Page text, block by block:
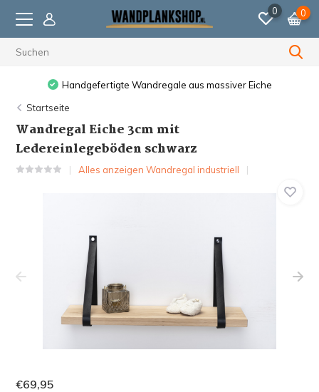
0 0
Vor 23:59 Uhr bestellt, am nächsten Werktag versendet.
Startseite
Wandregal Eiche 3cm mit
Ledereinlegeböden schwarz
Alles anzeigen Wandregal industriell
€69,95